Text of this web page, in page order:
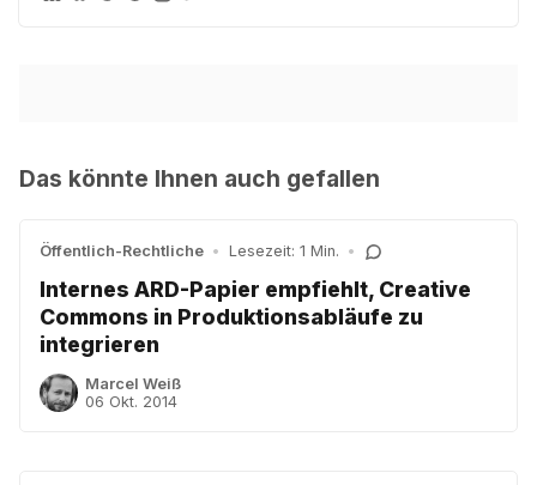
Das könnte Ihnen auch gefallen
Öffentlich-Rechtliche • Lesezeit: 1 Min. •
Internes ARD-Papier empfiehlt, Creative
Commons in Produktionsabläufe zu
integrieren
Marcel Weiß
06 Okt. 2014